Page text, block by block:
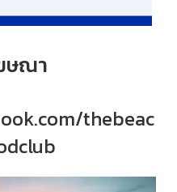
ษณา
thebeac